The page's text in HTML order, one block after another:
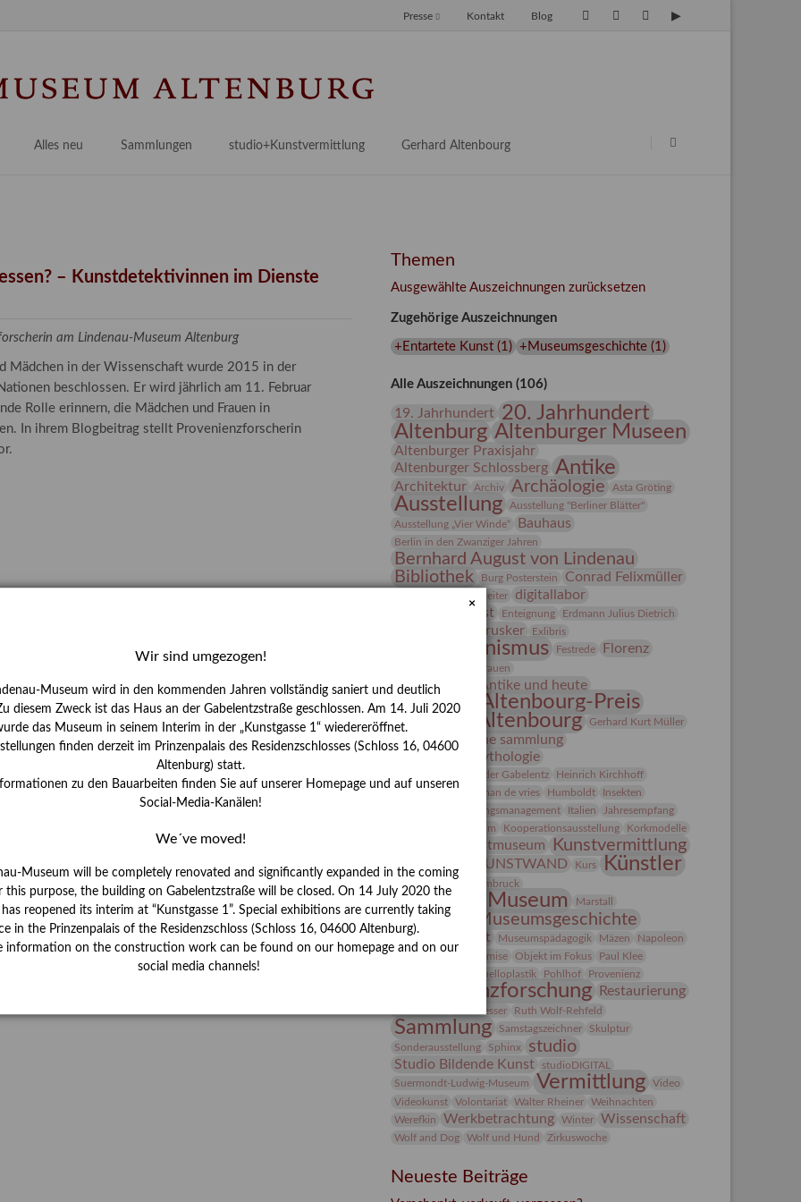
Blog
Kontakt
Presse
& Editionen
Alles neu Sammlungen
Malerei 17.–19. Jh.
Restaurierung
Forschung
studio+Kunstvermittlung
Angebote für Erwachsene
Gerhard Altenbourg
– Kunstdetektivinnen im Dienste
am Lindenau-Museum Altenburg
Mädchen in der Wissenschaft wurde 2015 in der
beschlossen. Er wird jährlich am 11. Februar
Rolle erinnern, die Mädchen und Frauen in
In ihrem Blogbeitrag stellt Provenienzforscherin
Themen
Ausgewählte Auszeichnungen zurücksetzen
Zugehörige Auszeichnungen
+Entartete Kunst(1 ) +Museumsgeschichte(1 )
Alle Auszeichnungen (106)
19. Jahrhundert 20. Jahrhundert
Altenburg Altenburger Museen
Altenburger Praxisjahr
Altenburger Schlossberg Antike
Architektur Archiv Archäologie Asta Gröting
Ausstellung
Ausstellung "Berliner Blätter"
Ausstellung „Vier Winde“
Bauhaus
Berlin in den Zwanziger Jahren
Bernhard August von Lindenau
Bibliothek
Burg Posterstein Conrad Felixmüller
Der Blaue Reiter
digitallabor
Entartete Kunst
Enteignung
Erdmann Julius Dietrich
estrusker Exlibris
Expressionismus Festrede Florenz
frauen
Frauen in der Antike und heute
Gerhard-Altenbourg-Preis
Gerhard Altenbourg
Gerhard Kurt Müller
Grafik
grafische sammlung
griechische Mythologie
Hanns-Conon von der Gabelentz Heinrich Kirchhoff
Heldinnen herman de vries Humboldt
Insekten
Integriertes Schädlingsmanagement
Italien
Jahresempfang
Kolosseum Kooperationsausstellung Korkmodelle
Kunstmuseum Kunstvermittlung
Kunst von Kühl KUNSTWAND Kurs Künstler
Künstlerin Lehmbruck
Lindenau-Museum
Marstall
Messeakademie
Museumsgeschichte
Museumsnacht Museumspädagogik Mäzen Napoleon
Natur Neue Remise Objekt im Fokus
Paul Klee
Phelloplastik Pohlhof Provenienz
Provenienzforschung Restaurierung
Rudi Lesser Ruth Wolf-Rehfeld
Sammlung Samstagszeichner
Skulptur
Sonderausstellung
Sphinx studio
Studio Bildende Kunst
studioDIGITAL
Suermondt-Ludwig-Museum
Vermittlung
Video
Videokunst
Volontariat Walter Rheiner
Weihnachten
Werefkin
Werkbetrachtung Winter Wissenschaft
Wolf and Dog Wolf und Hund Zirkuswoche
Neueste Beiträge
×
Wir sind umgezogen!
Museum wird in den kommenden Jahren vollständig saniert und deutlich
diesem Zweck ist das Haus an der Gabelentzstraße geschlossen. Am 14. Juli 2020
das Museum in seinem Interim in der „Kunstgasse 1“ wiedereröffnet.
finden derzeit im Prinzenpalais des Residenzschlosses (Schloss 16, 04600
Altenburg) statt.
zu den Bauarbeiten finden Sie auf unserer Homepage und auf unseren
Social-Media-Kanälen!
We´ve moved!
Museum will be completely renovated and significantly expanded in the coming
this purpose, the building on Gabelentzstraße will be closed. On 14 July 2020 the
reopened its interim at “Kunstgasse 1”. Special exhibitions are currently taking
in the Prinzenpalais of the Residenzschloss (Schloss 16, 04600 Altenburg).
information on the construction work can be found on our homepage and on our
social media channels!